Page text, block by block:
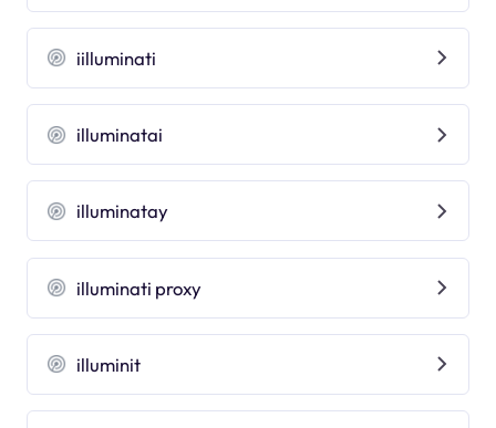
iilluminati
illuminatai
illuminatay
illuminati proxy
illuminit